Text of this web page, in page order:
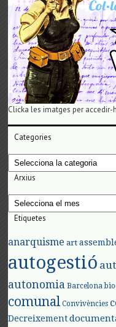
Clicka les imatges per accedir-
Categories
Categories
Arxius
Arxius
Etiquetes
anarquisme art
autogestió
autonomia Barcelona
comunal Convivències
Decreixement